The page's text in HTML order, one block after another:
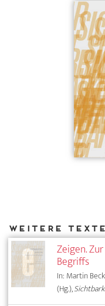
Zeigen.
Begriffs
In: Martin
(Hg.),